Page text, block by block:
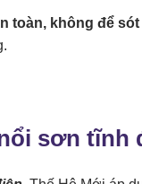
toàn, không để
sơn tĩnh